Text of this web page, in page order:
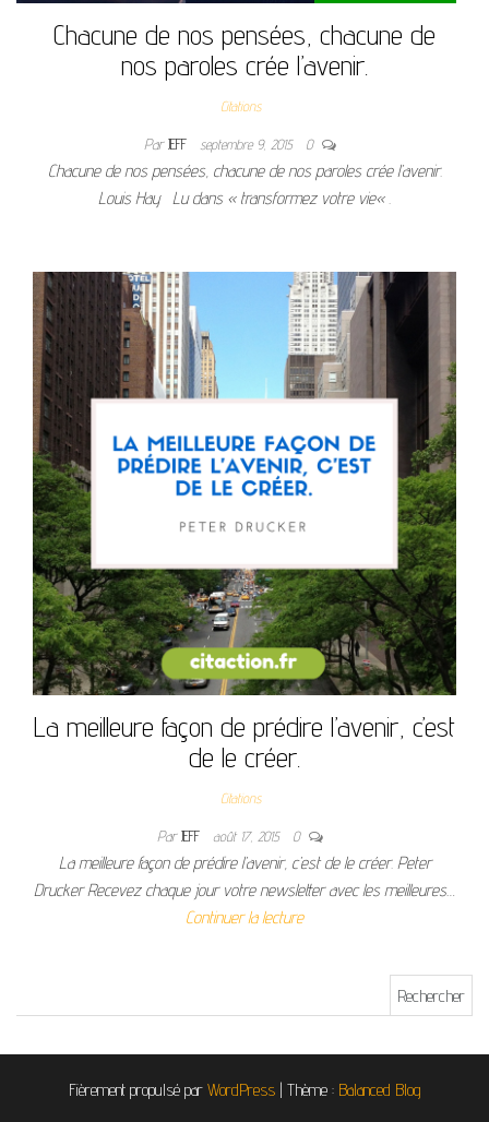
Chacune de nos pensées, chacune de
nos paroles crée l’avenir.
Citations
ParJEFF septembre 9, 2015 0
Chacune de nos pensées, chacune de nos paroles crée l’avenir.
Louis Hay Lu dans « transformez votre vie« .
La meilleure façon de prédire l’avenir, c’est
de le créer.
Citations
ParJEFF août 17, 2015 0
La meilleure façon de prédire l’avenir, c’est de le créer. Peter
Drucker Recevez chaque jour votre newsletter avec les meilleures…
Continuer la lecture
Fièrement propulsé par WordPress Thème : Balanced Blog